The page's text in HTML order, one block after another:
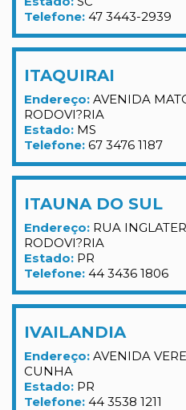
Telefone: 47 3443-2939
ITAQUIRAI
Endereço: AVENIDA
RODOVI?RIA
Estado: MS
Telefone: 67 3476 1187
ITAUNA DO SUL
Endereço: RUA
RODOVI?RIA
Estado: PR
Telefone: 44 3436 1806
IVAILANDIA
Endereço: AVENIDA
CUNHA
Estado: PR
Telefone: 44 3538 1211